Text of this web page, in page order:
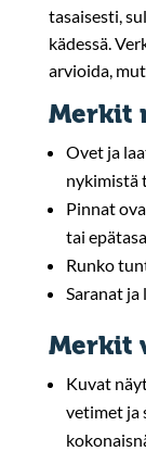
tasaisesti,
kädessä.
arvioida,
Merkit
Ovet ja
nykimistä
Pinnat
tai
Runko
Saranat
Merkit
Kuvat
vetimet ja